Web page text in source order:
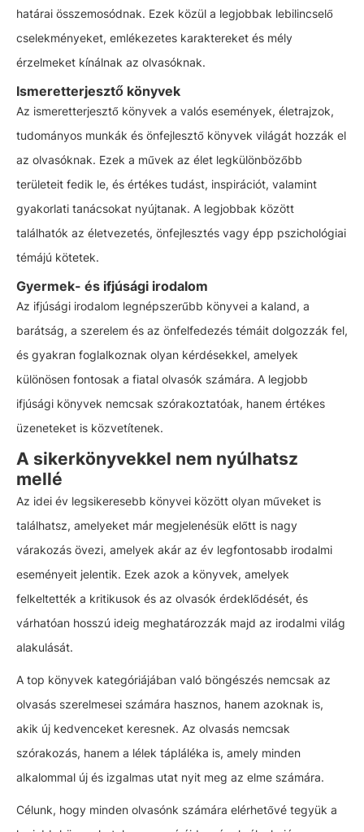
határai összemosódnak. Ezek közül a legjobbak lebilincselő
cselekményeket, emlékezetes karaktereket és mély
érzelmeket kínálnak az olvasóknak.
Ismeretterjesztő könyvek
Az ismeretterjesztő könyvek a valós események, életrajzok,
tudományos munkák és önfejlesztő könyvek világát hozzák el
az olvasóknak. Ezek a művek az élet legkülönbözőbb
területeit fedik le, és értékes tudást, inspirációt, valamint
gyakorlati tanácsokat nyújtanak. A legjobbak között
találhatók az életvezetés, önfejlesztés vagy épp pszichológiai
témájú kötetek.
Gyermek- és ifjúsági irodalom
Az ifjúsági irodalom legnépszerűbb könyvei a kaland, a
barátság, a szerelem és az önfelfedezés témáit dolgozzák fel,
és gyakran foglalkoznak olyan kérdésekkel, amelyek
különösen fontosak a fiatal olvasók számára. A legjobb
ifjúsági könyvek nemcsak szórakoztatóak, hanem értékes
üzeneteket is közvetítenek.
A sikerkönyvekkel nem nyúlhatsz
mellé
Az idei év legsikeresebb könyvei között olyan műveket is
találhatsz, amelyeket már megjelenésük előtt is nagy
várakozás övezi, amelyek akár az év legfontosabb irodalmi
eseményeit jelentik. Ezek azok a könyvek, amelyek
felkeltették a kritikusok és az olvasók érdeklődését, és
várhatóan hosszú ideig meghatározzák majd az irodalmi világ
alakulását.
A top könyvek kategóriájában való böngészés nemcsak az
olvasás szerelmesei számára hasznos, hanem azoknak is,
akik új kedvenceket keresnek. Az olvasás nemcsak
szórakozás, hanem a lélek tápláléka is, amely minden
alkalommal új és izgalmas utat nyit meg az elme számára.
Célunk, hogy minden olvasónk számára elérhetővé tegyük a